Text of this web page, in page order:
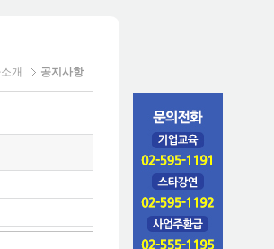
개 공지사항